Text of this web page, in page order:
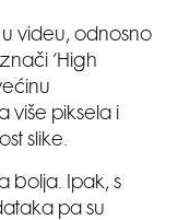
videu, odnosno
‘High
piksela i
slike.
bolja. Ipak, s
pa su